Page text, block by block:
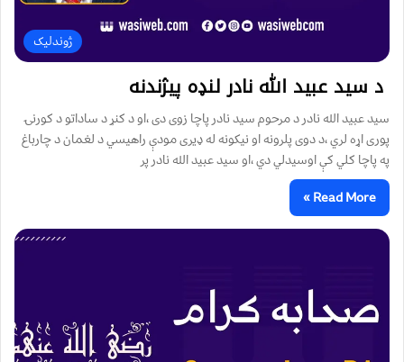
ژوندلیک
د سید عبید الله نادر لنډه پیژندنه
سید عبید الله نادر د مرحوم سید نادر پاچا زوی دی ،او د کنړ د ساداتو د کورنۍ
پوری اړه لري ،د دوی پلرونه او نیکونه له ډیری مودې راهیسي د لغمان د چارباغ
په پاچا کلي کې اوسیدلي دي ،او سید عبید الله نادر پر
Read More »